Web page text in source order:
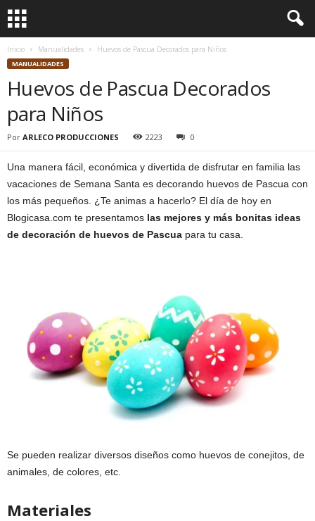
Inicio Manualidades Huevos de Pascua Decorados para Niños
MANUALIDADES
Huevos de Pascua Decorados
para Niños
Por ARLECO PRODUCCIONES 2223 0
Una manera fácil, económica y divertida de disfrutar en familia las
vacaciones de Semana Santa es decorando huevos de Pascua con
los más pequeños. ¿Te animas a hacerlo? El día de hoy en
Blogicasa.com te presentamos las mejores y más bonitas ideas
de decoración de huevos de Pascua para tu casa.
Se pueden realizar diversos diseños como huevos de conejitos, de
animales, de colores, etc.
Materiales